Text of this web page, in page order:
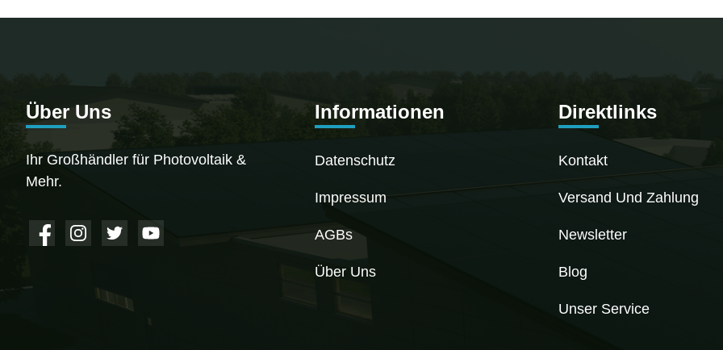
Über Uns
Ihr Großhändler für Photovoltaik &
Mehr.
Informationen
Datenschutz
Impressum
AGBs
Über Uns
Direktlinks
Kontakt
Versand Und Zahlung
Newsletter
Blog
Unser Service